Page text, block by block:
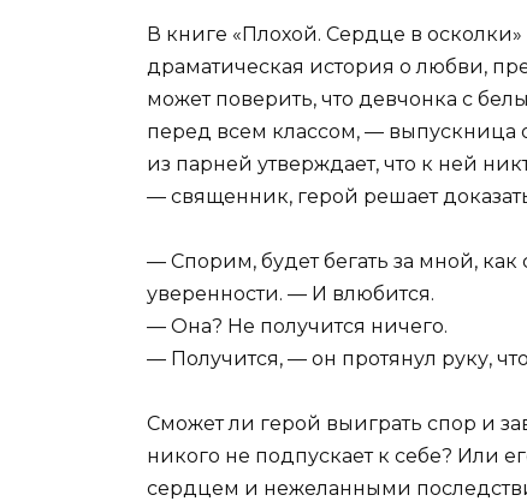
В книге «Плохой. Сердце в
драматическая история о любви,
может поверить, что девчонка с
перед всем классом, — выпускница
из парней утверждает, что к ней
— священник, герой решает
— Спорим, будет бегать за мной,
уверенности. — И влюбится.
— Она? Не получится ничего.
— Получится, — он протянул руку,
Сможет ли герой выиграть спор и
никого не подпускает к себе? Или
сердцем и нежеланными